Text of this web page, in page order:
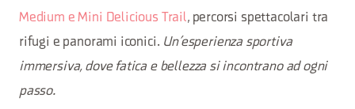
Medium e Mini Delicious Trail, percorsi spettacolari tra
rifugi e panorami iconici. Un’esperienza sportiva
immersiva, dove fatica e bellezza si incontrano ad ogni
passo.